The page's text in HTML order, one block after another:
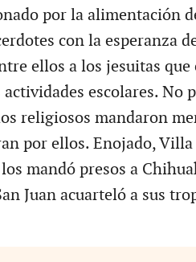
por la alimentación
con la esperanza
ellos a los jesuitas que
escolares. No
religiosos mandaron
por ellos. Enojado,
mandó presos a
Juan acuarteló a sus